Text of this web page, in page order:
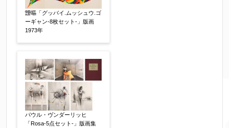
ご住所 【必須】
靉嘔「グッバイ.ムッシュウ.ゴ
ーギャン-8枚セット-」版画
1973年
パウル・ヴンダーリッヒ
「Rosa-5点セット-」版画集